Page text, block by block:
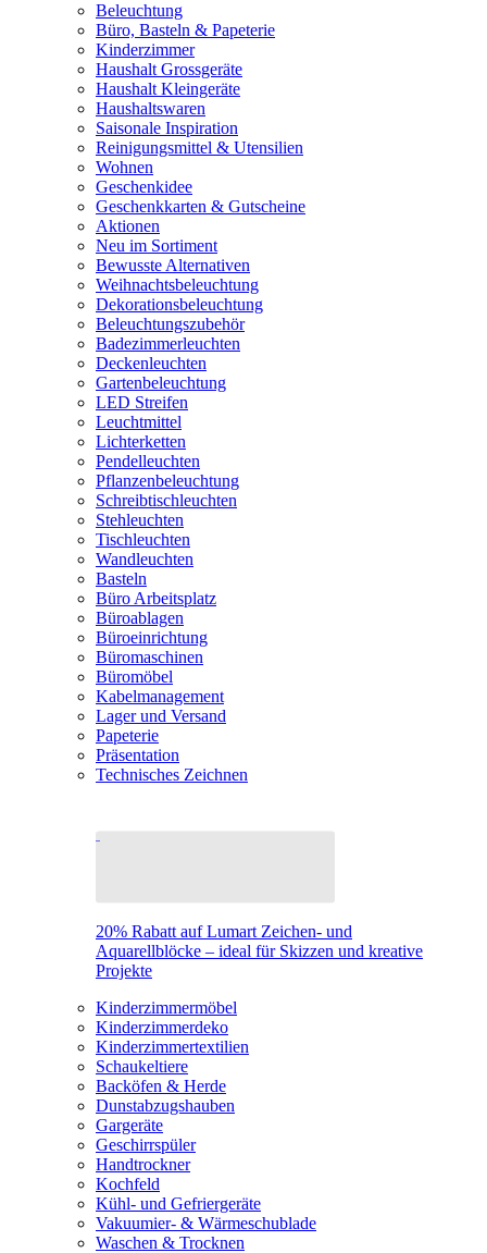
Beleuchtung
Büro, Basteln & Papeterie
Kinderzimmer
Haushalt Grossgeräte
Haushalt Kleingeräte
Haushaltswaren
Saisonale Inspiration
Reinigungsmittel & Utensilien
Wohnen
Geschenkidee
Geschenkkarten & Gutscheine
Aktionen
Neu im Sortiment
Bewusste Alternativen
Weihnachtsbeleuchtung
Dekorationsbeleuchtung
Beleuchtungszubehör
Badezimmerleuchten
Deckenleuchten
Gartenbeleuchtung
LED Streifen
Leuchtmittel
Lichterketten
Pendelleuchten
Pflanzenbeleuchtung
Schreibtischleuchten
Stehleuchten
Tischleuchten
Wandleuchten
Basteln
Büro Arbeitsplatz
Büroablagen
Büroeinrichtung
Büromaschinen
Büromöbel
Kabelmanagement
Lager und Versand
Papeterie
Präsentation
Technisches Zeichnen
20% Rabatt auf Lumart Zeichen- und
Aquarellblöcke – ideal für Skizzen und kreative
Projekte
Kinderzimmermöbel
Kinderzimmerdeko
Kinderzimmertextilien
Schaukeltiere
Backöfen & Herde
Dunstabzugshauben
Gargeräte
Geschirrspüler
Handtrockner
Kochfeld
Kühl- und Gefriergeräte
Vakuumier- & Wärmeschublade
Waschen & Trocknen